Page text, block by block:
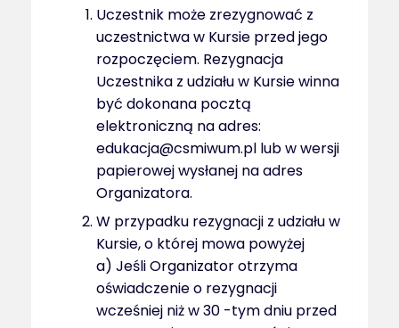
Uczestnik może zrezygnować z
uczestnictwa w Kursie przed jego
rozpoczęciem. Rezygnacja
Uczestnika z udziału w Kursie winna
być dokonana pocztą
elektroniczną na adres:
edukacja@csmiwum.pl lub w wersji
papierowej wysłanej na adres
Organizatora.
W przypadku rezygnacji z udziału w
Kursie, o której mowa powyżej
a) Jeśli Organizator otrzyma
oświadczenie o rezygnacji
wcześniej niż w 30 -tym dniu przed